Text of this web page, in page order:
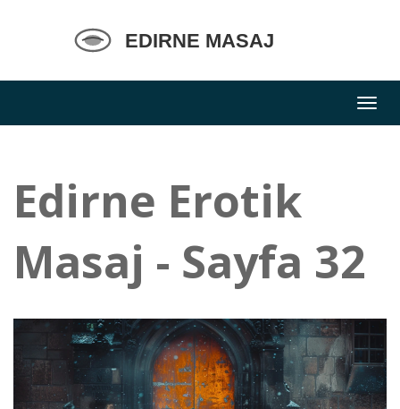
Edirne Erotik
Masaj - Sayfa 32